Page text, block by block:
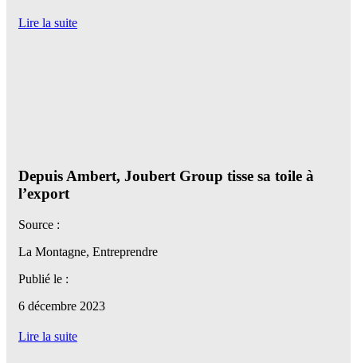
Lire la suite
Depuis Ambert, Joubert Group tisse sa toile à
l’export
Source :
La Montagne, Entreprendre
Publié le :
6 décembre 2023
Lire la suite